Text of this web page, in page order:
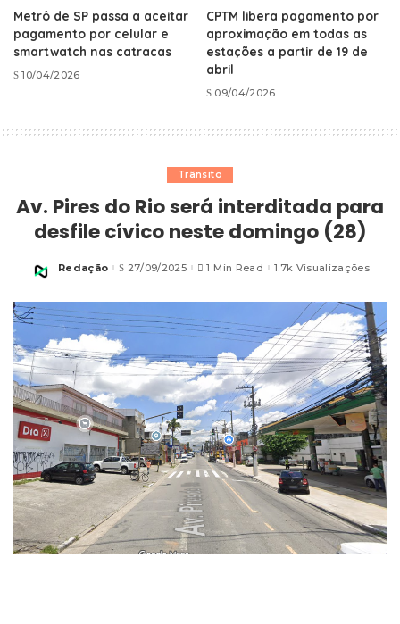
Metrô de SP passa a aceitar
pagamento por celular e
smartwatch nas catracas
10/04/2026
CPTM libera pagamento por
aproximação em todas as
estações a partir de 19 de
abril
09/04/2026
Trânsito
Av. Pires do Rio será interditada para
desfile cívico neste domingo (28)
Posted
Redação 27/09/2025 1 Min Read 1.7k Visualizações